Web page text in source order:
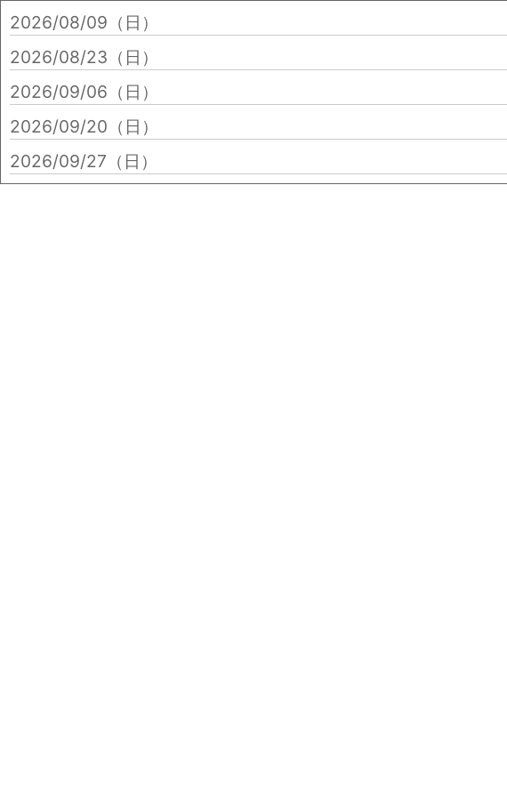
2026/08/09（日）
2026/08/23（日）
2026/09/06（日）
2026/09/20（日）
2026/09/27（日）